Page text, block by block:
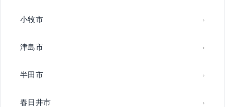
小牧市
津島市
半田市
春日井市